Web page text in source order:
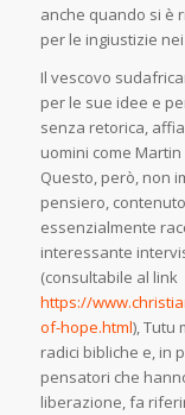
anche quando si è
per le ingiustizie
Il vescovo
per le sue idee e
senza retorica,
uomini come
Questo, però, non
pensiero,
essenzialmente
interessante
(consultabile al link
https://
of-hope.html), Tutu
radici bibliche e, in
pensatori che
liberazione, fa